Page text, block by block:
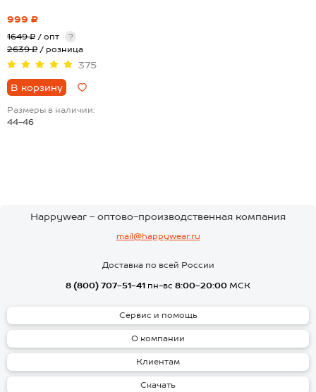
999 ₽
1649 ₽ / опт
?
2639 ₽ / розница
375
В корзину
Размеры в наличии:
44-46
Happywear - оптово-производственная компания
mail@happywear.ru
Доставка по всей России
8 (800) 707-51-41 пн-вс 8:00-20:00 МСК
Сервис и помощь
О компании
Клиентам
Скачать